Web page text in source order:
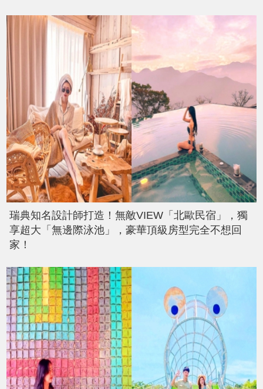
瑞典知名設計師打造！無敵VIEW「北歐民宿」，獨
享超大「無邊際泳池」，豪華頂級房型完全不想回
家！